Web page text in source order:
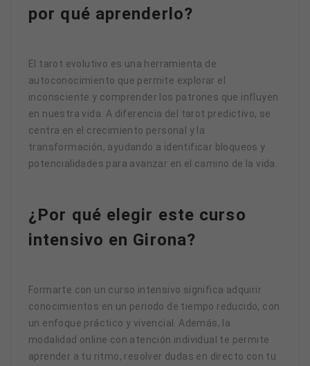
por qué aprenderlo?
El tarot evolutivo es una herramienta de
autoconocimiento que permite explorar el
inconsciente y comprender los patrones que influyen
en nuestra vida. A diferencia del tarot predictivo, se
centra en el crecimiento personal y la
transformación, ayudando a identificar bloqueos y
potencialidades para avanzar en el camino de la vida.
¿Por qué elegir este curso
intensivo en Girona?
Formarte con un curso intensivo significa adquirir
conocimientos en un periodo de tiempo reducido, con
un enfoque práctico y vivencial. Además, la
modalidad online con atención individual te permite
aprender a tu ritmo, resolver dudas en directo con tu